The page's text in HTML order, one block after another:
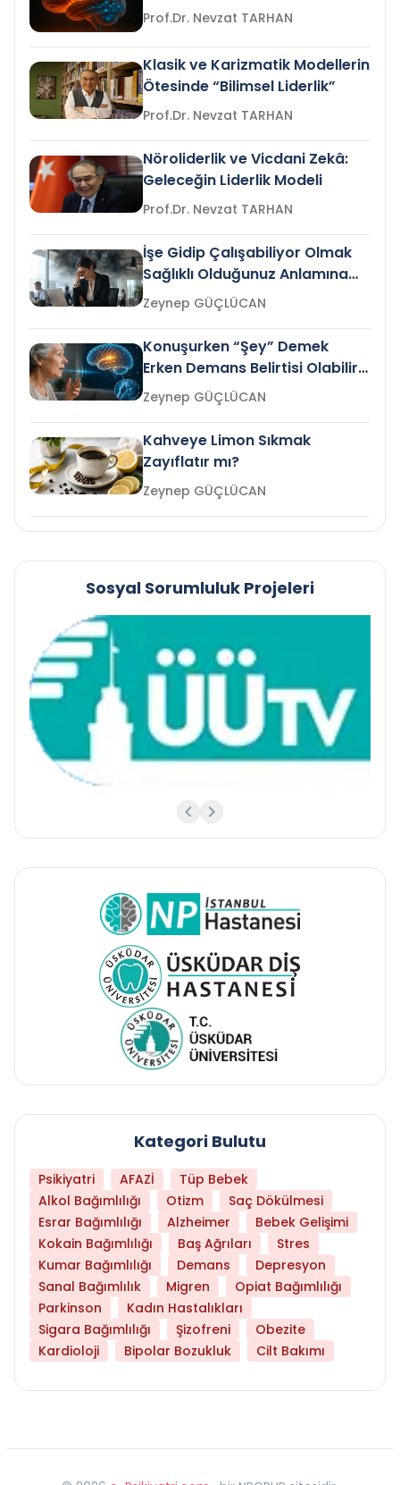
Prof.Dr. Nevzat TARHAN
Klasik ve Karizmatik Modellerin
Ötesinde “Bilimsel Liderlik”
Prof.Dr. Nevzat TARHAN
Nöroliderlik ve Vicdani Zekâ:
Geleceğin Liderlik Modeli
Prof.Dr. Nevzat TARHAN
İşe Gidip Çalışabiliyor Olmak
Sağlıklı Olduğunuz Anlamına
Gelir mi?Zeynep GÜÇLÜCAN
Konuşurken “Şey” Demek
Erken Demans Belirtisi Olabilir
mi?
Zeynep GÜÇLÜCAN
Kahveye Limon Sıkmak
Zayıflatır mı?
Zeynep GÜÇLÜCAN
Sosyal Sorumluluk Projeleri
Kategori Bulutu
Psikiyatri AFAZİ
Tüp Bebek
Alkol Bağımlılığı
Otizm
Saç Dökülmesi
Esrar Bağımlılığı
Alzheimer
Bebek Gelişimi
Kokain Bağımlılığı
Baş Ağrıları
Stres
Kumar Bağımlılığı
Demans
Depresyon
Sanal Bağımlılık
Migren
Opiat Bağımlılığı
Parkinson
Kadın Hastalıkları
Sigara Bağımlılığı
Şizofreni
Obezite
Kardioloji
Bipolar Bozukluk Cilt Bakımı